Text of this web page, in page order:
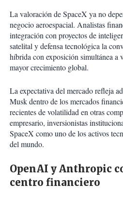
La valoración de SpaceX ya no
negocio aeroespacial. Analistas
integración con proyectos de
satelital y defensa tecnológica la
híbrida con exposición simultánea a
mayor crecimiento global.
La expectativa del mercado refleja
Musk dentro de los mercados
recientes de volatilidad en otras
empresario, inversionistas
SpaceX como uno de los activos
del mundo.
OpenAI y Anthropic
centro financiero